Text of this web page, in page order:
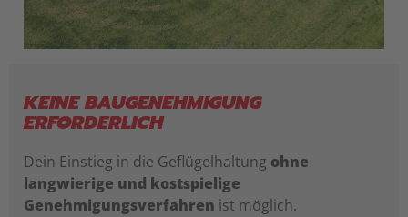
KEINE BAUGENEHMIGUNG
ERFORDERLICH
Dein Einstieg in die Geflügelhaltung ohne
langwierige und kostspielige
Genehmigungsverfahren ist möglich.